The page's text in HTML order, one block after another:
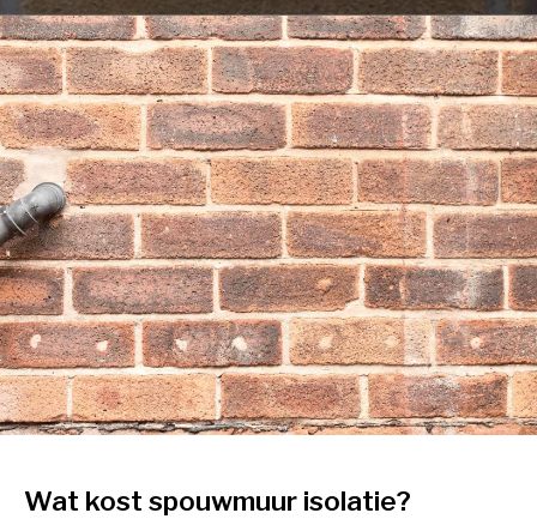
Wat kost spouwmuur isolatie?